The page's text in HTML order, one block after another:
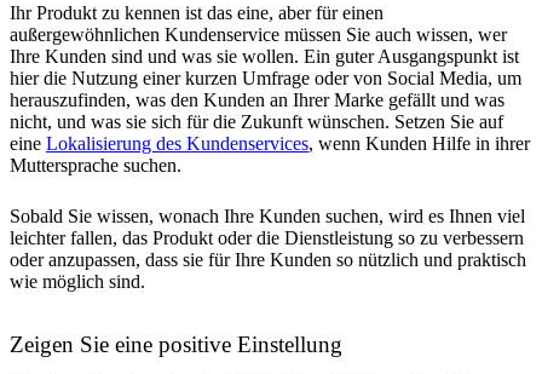
Ihr Produkt zu kennen ist das eine, aber für einen
außergewöhnlichen Kundenservice müssen Sie auch wissen, wer
Ihre Kunden sind und was sie wollen. Ein guter Ausgangspunkt ist
hier die Nutzung einer kurzen Umfrage oder von Social Media, um
herauszufinden, was den Kunden an Ihrer Marke gefällt und was
nicht, und was sie sich für die Zukunft wünschen. Setzen Sie auf
eine Lokalisierung des Kundenservices, wenn Kunden Hilfe in ihrer
Muttersprache suchen.
Sobald Sie wissen, wonach Ihre Kunden suchen, wird es Ihnen viel
leichter fallen, das Produkt oder die Dienstleistung so zu verbessern
oder anzupassen, dass sie für Ihre Kunden so nützlich und praktisch
wie möglich sind.
Zeigen Sie eine positive Einstellung